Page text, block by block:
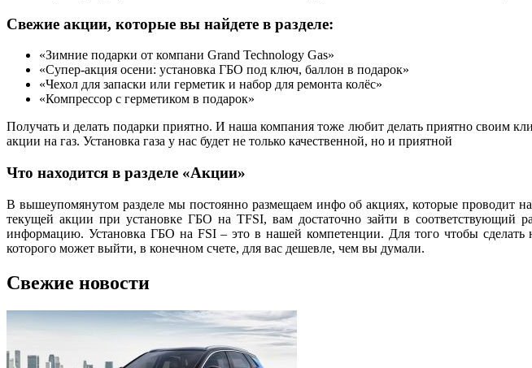
Свежие акции, которые вы найдете в разделе:
«Зимние подарки от компани Grand Technology Gas»
«Супер-акция осени: установка ГБО под ключ, баллон в подарок»
«Чехол для запаски или герметик и набор для ремонта колёс»
«Компрессор с герметиком в подарок»
Получать и делать подарки приятно. И наша компания тоже любит делать приятно своим
акции на газ. Установка газа у нас будет не только качественной, но и приятной
Что находится в разделе «Акции»
В вышеупомянутом разделе мы постоянно размещаем инфо об акциях, которые проводит
текущей акции при установке ГБО на TFSI, вам достаточно зайти в
информацию. Установка ГБО на FSI – это в нашей компетенции. Для того чтобы
которого может выйти, в конечном счете, для вас дешевле, чем вы думали.
Свежие новости